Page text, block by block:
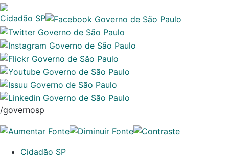
Cidadão SP
/governosp
Cidadão SP